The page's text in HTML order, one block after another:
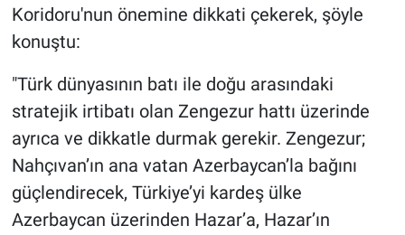
Koridoru'nun önemine dikkati çekerek, şöyle
konuştu:
"Türk dünyasının batı ile doğu arasındaki
stratejik irtibatı olan Zengezur hattı üzerinde
ayrıca ve dikkatle durmak gerekir. Zengezur;
Nahçıvan’ın ana vatan Azerbaycan’la bağını
güçlendirecek, Türkiye’yi kardeş ülke
Azerbaycan üzerinden Hazar’a, Hazar’ın